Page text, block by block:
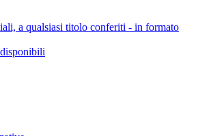
a qualsiasi titolo conferiti - in formato